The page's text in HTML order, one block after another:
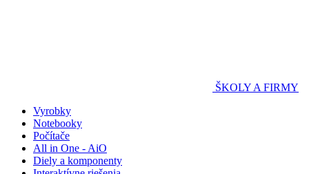
ŠKOLY A FIRMY
Vyrobky
Notebooky
Počítače
All in One - AiO
Diely a komponenty